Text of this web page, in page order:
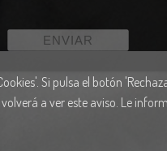
Si pulsa el botón
a ver este aviso. Le